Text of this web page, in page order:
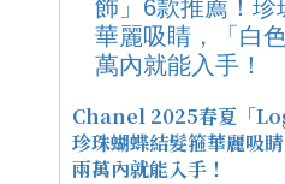
Chanel 2025春夏「
珍珠蝴蝶結髮箍華麗吸
兩萬內就能入手！